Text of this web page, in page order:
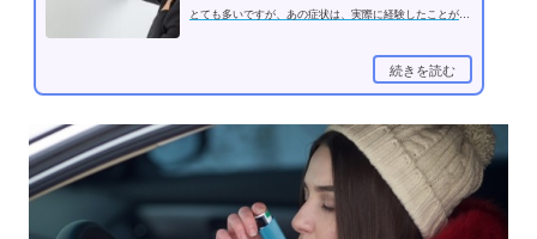
とても多いですが、あの症状は、実際に経験したことがあ
続きを読む